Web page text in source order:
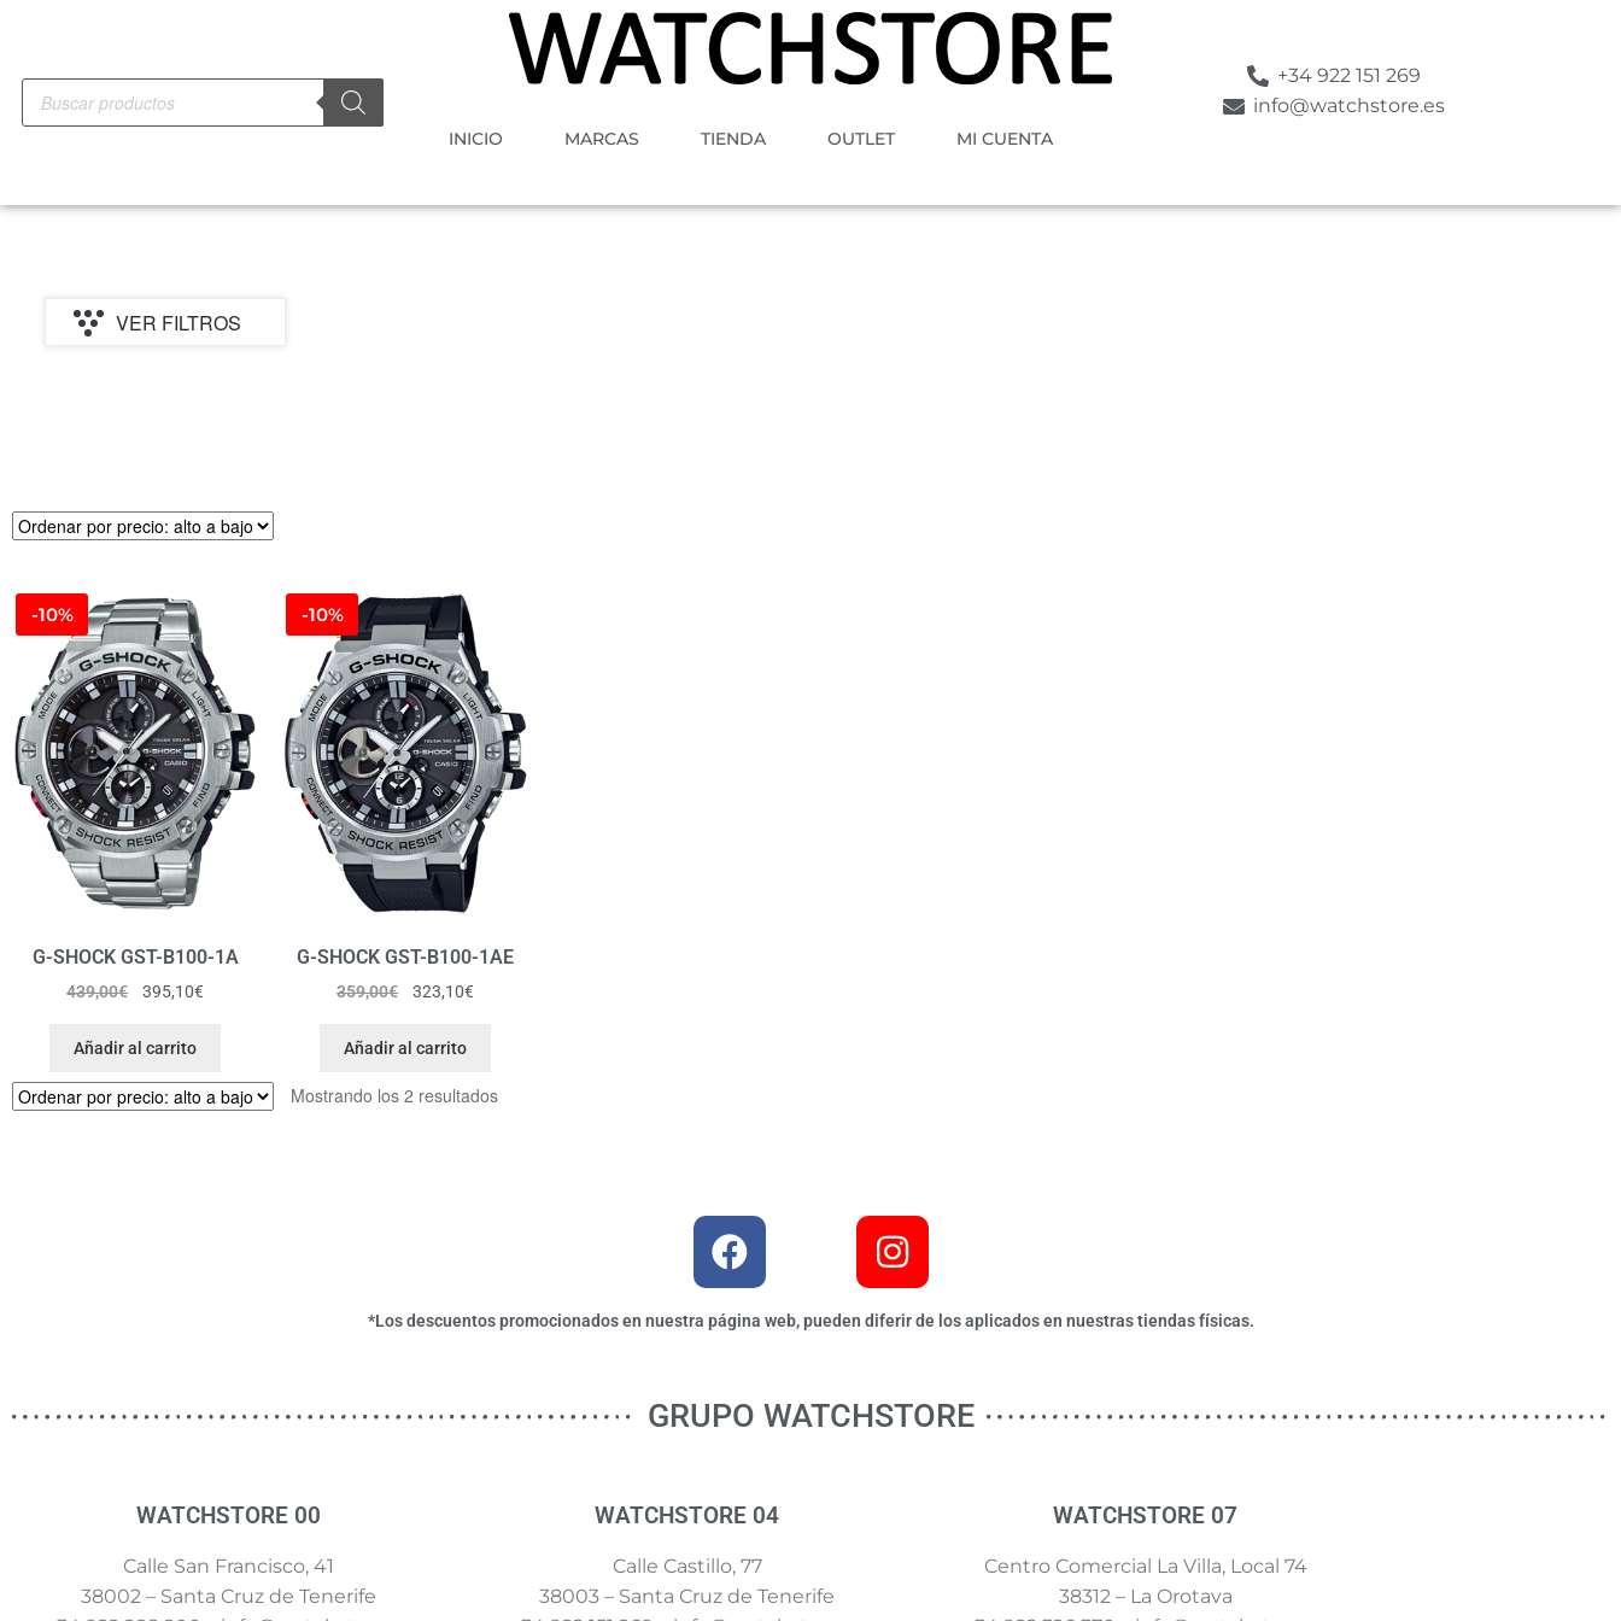
INICIO MARCAS TIENDA OUTLET MI CUENTA
+34 922 151 269
info@watchstore.es
VER FILTROS
-10%
G-SHOCK GST-B100-1A
439,00€ 395,10€
Añadir al carrito
-10%
G-SHOCK GST-B100-1AE
359,00€ 323,10€
Añadir al carrito
Mostrando los 2 resultados
*Los descuentos promocionados en nuestra página web, pueden diferir de los aplicados en nuestras tiendas físicas.
GRUPO WATCHSTORE
WATCHSTORE 00
Calle San Francisco, 41
38002 – Santa Cruz de Tenerife
WATCHSTORE 04
Calle Castillo, 77
38003 – Santa Cruz de Tenerife
WATCHSTORE 07
Centro Comercial La Villa, Local 74
38312 – La Orotava